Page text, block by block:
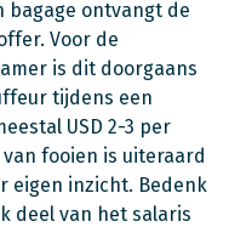
bagage ontvangt de
Voor de
is dit doorgaans
tijdens een
USD 2-3 per
fooien is uiteraard
eigen inzicht. Bedenk
deel van het salaris